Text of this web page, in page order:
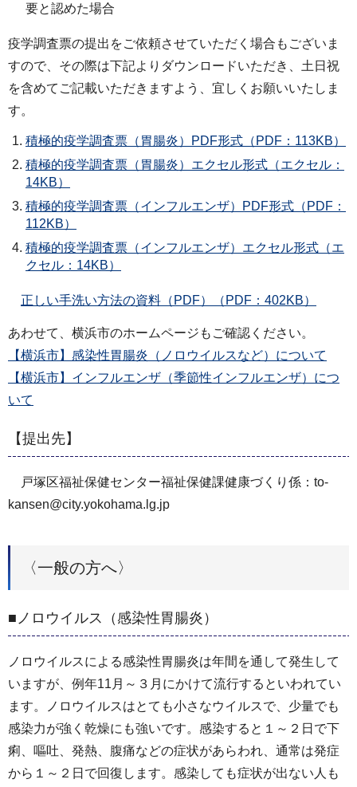
要と認めた場合
疫学調査票の提出をご依頼させていただく場合もございま
すので、その際は下記よりダウンロードいただき、土日祝
を含めてご記載いただきますよう、宜しくお願いいたしま
す。
積極的疫学調査票（胃腸炎）PDF形式（PDF：113KB）
積極的疫学調査票（胃腸炎）エクセル形式（エクセル：
14KB）
積極的疫学調査票（インフルエンザ）PDF形式（PDF：
112KB）
積極的疫学調査票（インフルエンザ）エクセル形式（エ
クセル：14KB）
正しい手洗い方法の資料（PDF）（PDF：402KB）
あわせて、横浜市のホームページもご確認ください。
【横浜市】感染性胃腸炎（ノロウイルスなど）について
【横浜市】インフルエンザ（季節性インフルエンザ）につ
いて
【提出先】
戸塚区福祉保健センター福祉保健課健康づくり係：to-
kansen@city.yokohama.lg.jp
〈一般の方へ〉
■ノロウイルス（感染性胃腸炎）
ノロウイルスによる感染性胃腸炎は年間を通して発生して
いますが、例年11月～３月にかけて流行するといわれてい
ます。ノロウイルスはとても小さなウイルスで、少量でも
感染力が強く乾燥にも強いです。感染すると１～２日で下
痢、嘔吐、発熱、腹痛などの症状があらわれ、通常は発症
から１～２日で回復します。感染しても症状が出ない人も